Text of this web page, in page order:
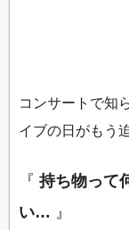
コンサートで知
イブの日がもう
『 持ち物って
い… 』